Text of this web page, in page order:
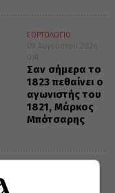
ΕΟΡΤΟΛΟΓΙΟ
09 Αυγούστου 2026
0:41
Σαν σήμερα το
1823 πεθαίνει ο
αγωνιστής του
1821, Μάρκος
Μπότσαρης